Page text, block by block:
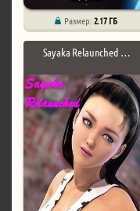
Размер:2.17 ГБ
Sayaka Relaunched …